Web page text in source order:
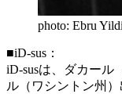
photo: Ebru
■iD-sus：
iD-susは、ダカール
ル（ワシントン州